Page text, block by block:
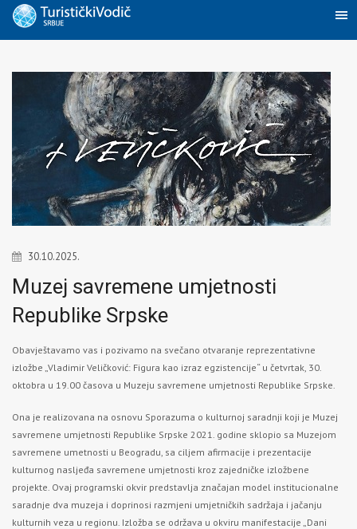
30.10.2025.
Muzej savremene umjetnosti
Republike Srpske
Obavještavamo vas i pozivamo na svečano otvaranje reprezentativne
izložbe „Vladimir Veličković: Figura kao izraz egzistencije“ u četvrtak, 30.
oktobra u 19.00 časova u Muzeju savremene umjetnosti Republike Srpske.
Ona je realizovana na osnovu Sporazuma o kulturnoj saradnji koji je Muzej
savremene umjetnosti Republike Srpske 2021. godine sklopio sa Muzejom
savremene umetnosti u Beogradu, sa ciljem afirmacije i prezentacije
kulturnog nasljeđa savremene umjetnosti kroz zajedničke izložbene
projekte. Ovaj programski okvir predstavlja značajan model institucionalne
saradnje dva muzeja i doprinosi razmjeni umjetničkih sadržaja i jačanju
kulturnih veza u regionu. Izložba se održava u okviru manifestacije „Dani